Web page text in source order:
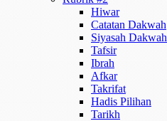
Hiwar
Catatan Dakwah
Siyasah Dakwah
Tafsir
Ibrah
Afkar
Takrifat
Hadis Pilihan
Tarikh